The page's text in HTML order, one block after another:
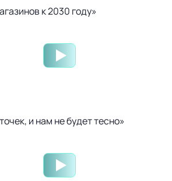
к 2030 году»
и нам не будет тесно»